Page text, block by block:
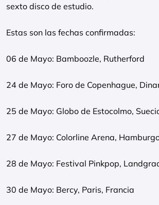
sexto disco de estudio.
Estas son las fechas confirmadas:
06 de Mayo: Bamboozle, Rutherford
24 de Mayo: Foro de Copenhague,
25 de Mayo: Globo de Estocolmo,
27 de Mayo: Colorline Arena,
28 de Mayo: Festival Pinkpop,
30 de Mayo: Bercy, Paris, Francia